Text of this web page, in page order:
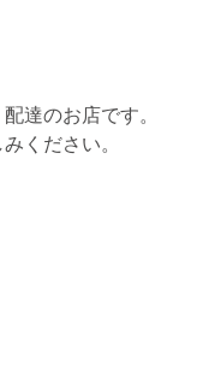
達のお店です。
ください。